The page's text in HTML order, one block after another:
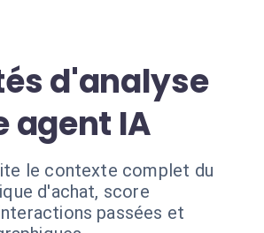
d'analyse
agent IA
le contexte complet du
d'achat, score
passées et